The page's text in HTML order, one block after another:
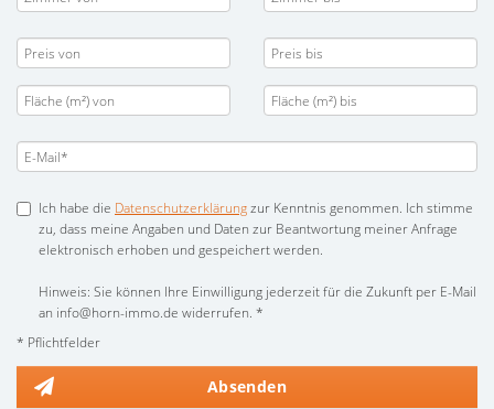
Ich habe die Datenschutzerklärungzur Kenntnis genommen. Ich stimme
zu, dass meine Angaben und Daten zur Beantwortung meiner Anfrage
elektronisch erhoben und gespeichert werden.
Hinweis: Sie können Ihre Einwilligung jederzeit für die Zukunft per E-Mail
an info@horn-immo.de widerrufen. *
* Pflichtfelder
Absenden